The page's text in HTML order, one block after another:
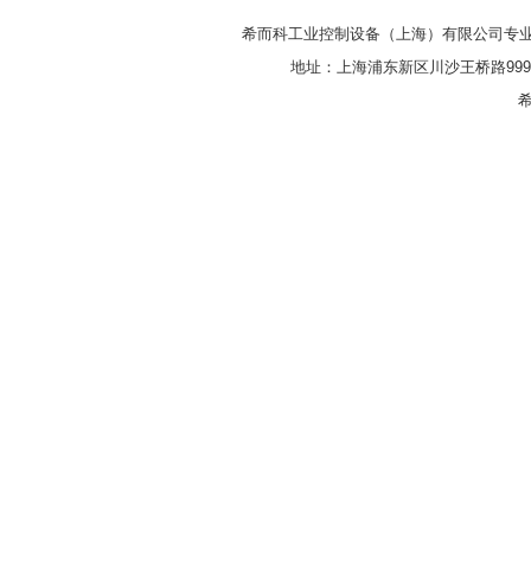
希而科工业控制设备（上海）有限公司专
地址：上海浦东新区川沙王桥路